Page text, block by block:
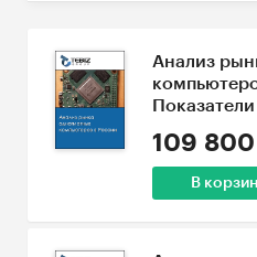
Анализ
109
В